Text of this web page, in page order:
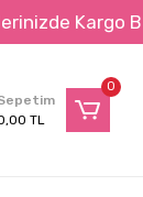
!!!
0
TL